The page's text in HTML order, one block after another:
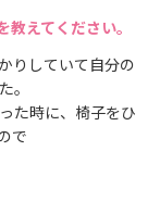
えてください。
りしていて自分の
。
た時に、椅子をひ
で